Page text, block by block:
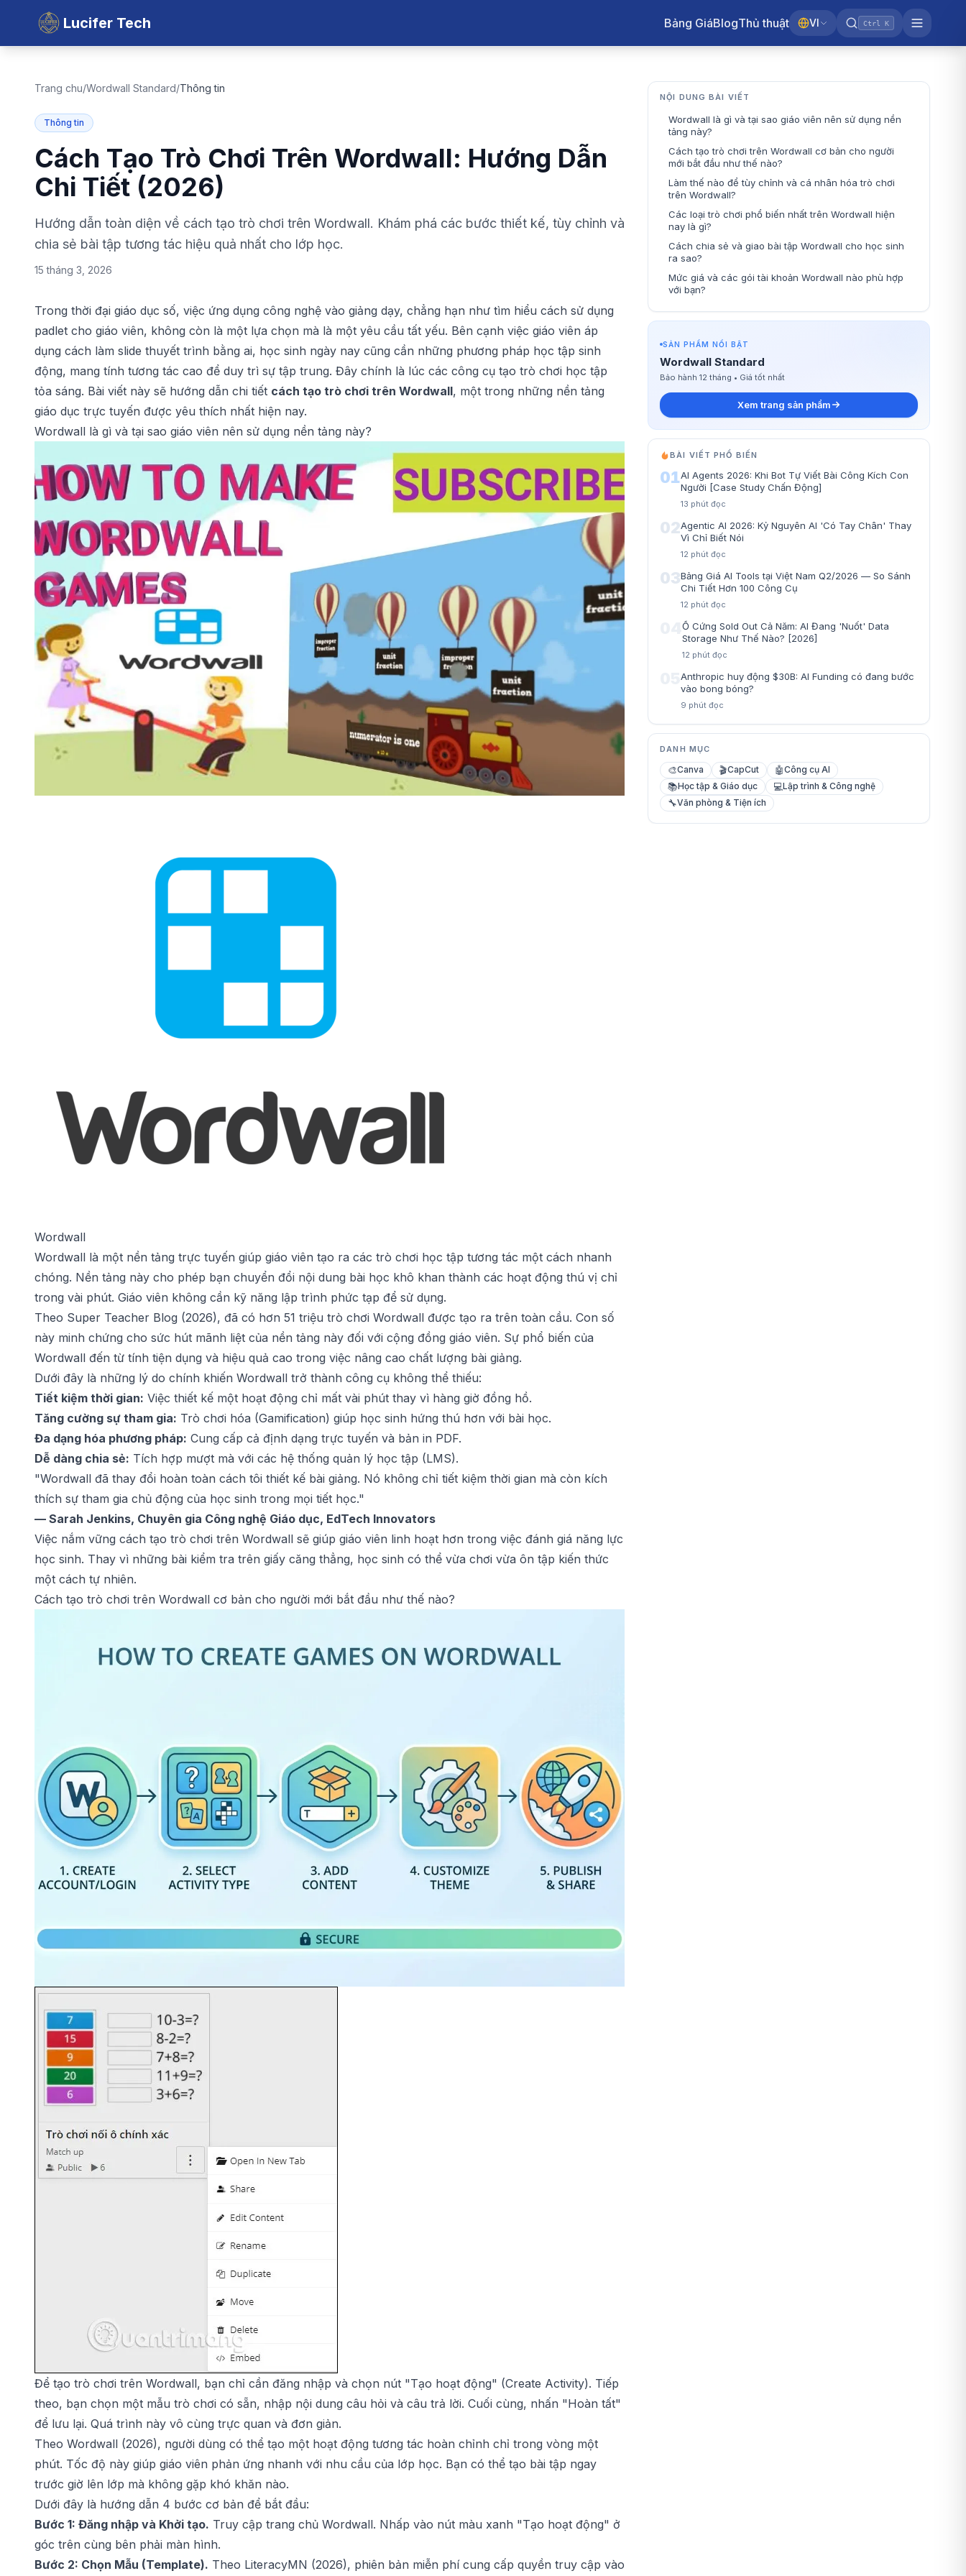
Lucifer Tech Bảng GiáBlogThủ thuật VI Ctrl K
Trang chu/Wordwall Standard/Thông tin
Thông tin
Cách Tạo Trò Chơi Trên Wordwall: Hướng Dẫn
Chi Tiết (2026)
Hướng dẫn toàn diện về cách tạo trò chơi trên Wordwall. Khám phá các bước thiết kế, tùy chỉnh và
chia sẻ bài tập tương tác hiệu quả nhất cho lớp học.
15 tháng 3, 2026
Trong thời đại giáo dục số, việc ứng dụng công nghệ vào giảng dạy, chẳng hạn như tìm hiểu cách sử dụng
padlet cho giáo viên, không còn là một lựa chọn mà là một yêu cầu tất yếu. Bên cạnh việc giáo viên áp
dụng cách làm slide thuyết trình bằng ai, học sinh ngày nay cũng cần những phương pháp học tập sinh
động, mang tính tương tác cao để duy trì sự tập trung. Đây chính là lúc các công cụ tạo trò chơi học tập
tỏa sáng. Bài viết này sẽ hướng dẫn chi tiết cách tạo trò chơi trên Wordwall, một trong những nền tảng
giáo dục trực tuyến được yêu thích nhất hiện nay.
Wordwall là gì và tại sao giáo viên nên sử dụng nền tảng này?
Wordwall
Wordwall là một nền tảng trực tuyến giúp giáo viên tạo ra các trò chơi học tập tương tác một cách nhanh
chóng. Nền tảng này cho phép bạn chuyển đổi nội dung bài học khô khan thành các hoạt động thú vị chỉ
trong vài phút. Giáo viên không cần kỹ năng lập trình phức tạp để sử dụng.
Theo Super Teacher Blog (2026), đã có hơn 51 triệu trò chơi Wordwall được tạo ra trên toàn cầu. Con số
này minh chứng cho sức hút mãnh liệt của nền tảng này đối với cộng đồng giáo viên. Sự phổ biến của
Wordwall đến từ tính tiện dụng và hiệu quả cao trong việc nâng cao chất lượng bài giảng.
Dưới đây là những lý do chính khiến Wordwall trở thành công cụ không thể thiếu:
Tiết kiệm thời gian: Việc thiết kế một hoạt động chỉ mất vài phút thay vì hàng giờ đồng hồ.
Tăng cường sự tham gia: Trò chơi hóa (Gamification) giúp học sinh hứng thú hơn với bài học.
Đa dạng hóa phương pháp: Cung cấp cả định dạng trực tuyến và bản in PDF.
Dễ dàng chia sẻ: Tích hợp mượt mà với các hệ thống quản lý học tập (LMS).
"Wordwall đã thay đổi hoàn toàn cách tôi thiết kế bài giảng. Nó không chỉ tiết kiệm thời gian mà còn kích
thích sự tham gia chủ động của học sinh trong mọi tiết học."
— Sarah Jenkins, Chuyên gia Công nghệ Giáo dục, EdTech Innovators
Việc nắm vững cách tạo trò chơi trên Wordwall sẽ giúp giáo viên linh hoạt hơn trong việc đánh giá năng lực
học sinh. Thay vì những bài kiểm tra trên giấy căng thẳng, học sinh có thể vừa chơi vừa ôn tập kiến thức
một cách tự nhiên.
Cách tạo trò chơi trên Wordwall cơ bản cho người mới bắt đầu như thế nào?
Để tạo trò chơi trên Wordwall, bạn chỉ cần đăng nhập và chọn nút "Tạo hoạt động" (Create Activity). Tiếp
theo, bạn chọn một mẫu trò chơi có sẵn, nhập nội dung câu hỏi và câu trả lời. Cuối cùng, nhấn "Hoàn tất"
để lưu lại. Quá trình này vô cùng trực quan và đơn giản.
Theo Wordwall (2026), người dùng có thể tạo một hoạt động tương tác hoàn chỉnh chỉ trong vòng một
phút. Tốc độ này giúp giáo viên phản ứng nhanh với nhu cầu của lớp học. Bạn có thể tạo bài tập ngay
trước giờ lên lớp mà không gặp khó khăn nào.
Dưới đây là hướng dẫn 4 bước cơ bản để bắt đầu:
Bước 1: Đăng nhập và Khởi tạo. Truy cập trang chủ Wordwall. Nhấp vào nút màu xanh "Tạo hoạt động" ở
góc trên cùng bên phải màn hình.
Bước 2: Chọn Mẫu (Template). Theo LiteracyMN (2026), phiên bản miễn phí cung cấp quyền truy cập vào
NỘI DUNG BÀI VIẾT
Wordwall là gì và tại sao giáo viên nên sử dụng nền
tảng này?
Cách tạo trò chơi trên Wordwall cơ bản cho người
mới bắt đầu như thế nào?
Làm thế nào để tùy chỉnh và cá nhân hóa trò chơi
trên Wordwall?
Các loại trò chơi phổ biến nhất trên Wordwall hiện
nay là gì?
Cách chia sẻ và giao bài tập Wordwall cho học sinh
ra sao?
Mức giá và các gói tài khoản Wordwall nào phù hợp
với bạn?
SẢN PHẨM NỔI BẬT
Wordwall Standard
Bảo hành 12 tháng • Giá tốt nhất
Xem trang sản phẩm
BÀI VIẾT PHỔ BIẾN
01AI Agents 2026: Khi Bot Tự Viết Bài Công Kích Con
Người [Case Study Chấn Động]
13 phút đọc
02Agentic AI 2026: Kỷ Nguyên AI 'Có Tay Chân' Thay
Vì Chỉ Biết Nói
12 phút đọc
03Bảng Giá AI Tools tại Việt Nam Q2/2026 — So Sánh
Chi Tiết Hơn 100 Công Cụ
12 phút đọc
04Ổ Cứng Sold Out Cả Năm: AI Đang 'Nuốt' Data
Storage Như Thế Nào? [2026]
12 phút đọc
05Anthropic huy động $30B: AI Funding có đang bước
vào bong bóng?
9 phút đọc
DANH MỤC
🎨Canva 🎬CapCut 🤖Công cụ AI
📚Học tập & Giáo dục 💻Lập trình & Công nghệ
🔧Văn phòng & Tiện ích